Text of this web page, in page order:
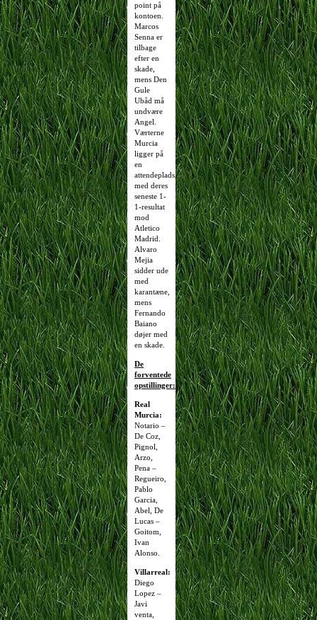
point på
kontoen.
Marcos
Senna er
tilbage
efter en
skade,
mens Den
Gule
Ubåd må
undvære
Angel.
Værterne
Murcia
ligger på
en
attendeplads,
med deres
seneste 1-
1-resultat
mod
Atletico
Madrid.
Alvaro
Mejia
sidder ude
med
karantæne,
mens
Fernando
Baiano
døjer med
en skade.
De
forventede
opstillinger:
Real
Murcia:
Notario –
De Coz,
Pignol,
Arzo,
Pena –
Regueiro,
Pablo
Garcia,
Abel, De
Lucas –
Goitom,
Ivan
Alonso.
Villarreal:
Diego
Lopez –
Javi
venta,